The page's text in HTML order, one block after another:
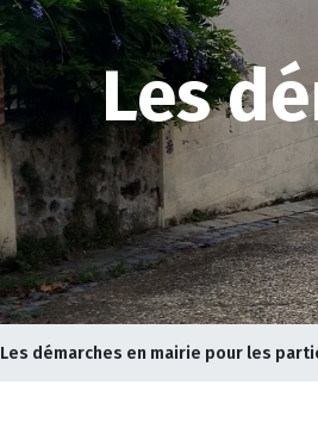
Les
Les démarches en mairie pour les